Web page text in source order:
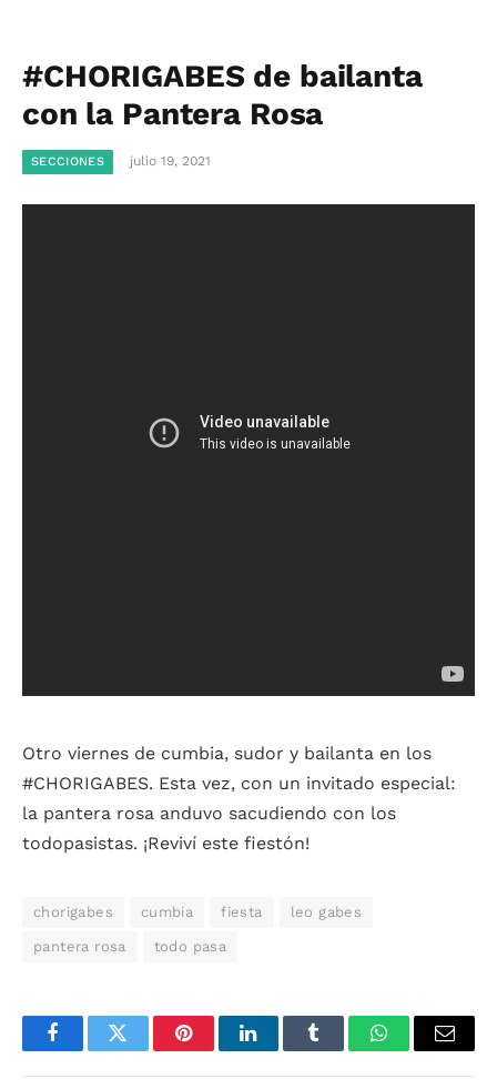
#CHORIGABES de bailanta
con la Pantera Rosa
SECCIONES julio 19, 2021
Otro viernes de cumbia, sudor y bailanta en los
#CHORIGABES. Esta vez, con un invitado especial:
la pantera rosa anduvo sacudiendo con los
todopasistas. ¡Reviví este fiestón!
chorigabes cumbia fiesta leo gabes
pantera rosa todo pasa
FacebookTwitter PinterestLinkedInTumblr WhatsAppEmail